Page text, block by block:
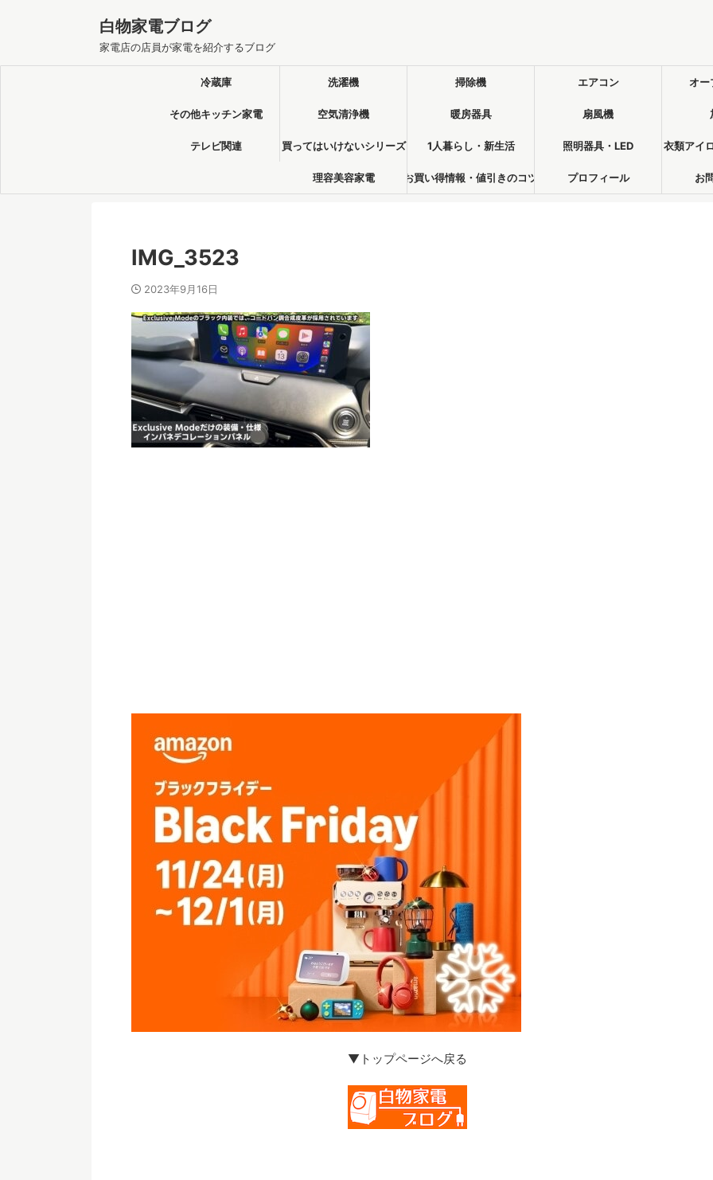
白物家電ブログ
家電店の店員が家電を紹介するブログ
冷蔵庫 洗濯機 掃除機 エアコン オー
その他キッチン家電 空気清浄機 暖房器具 扇風機
テレビ関連 買ってはいけないシリーズ 1人暮らし・新生活 照明器具・LED 衣類アイ
理容美容家電 お買い得情報・値引きのコツ プロフィール お
IMG_3523
2023年9月16日
▼トップページへ戻る